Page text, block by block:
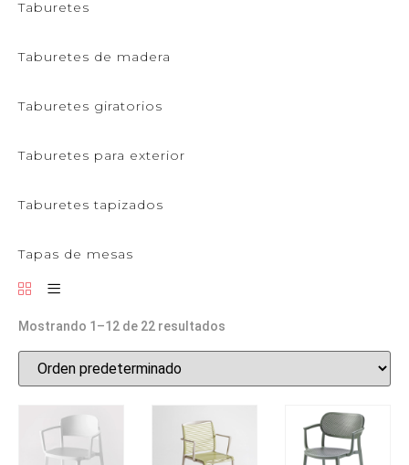
Taburetes
Taburetes de madera
Taburetes giratorios
Taburetes para exterior
Taburetes tapizados
Tapas de mesas
Mostrando 1–12 de 22 resultados